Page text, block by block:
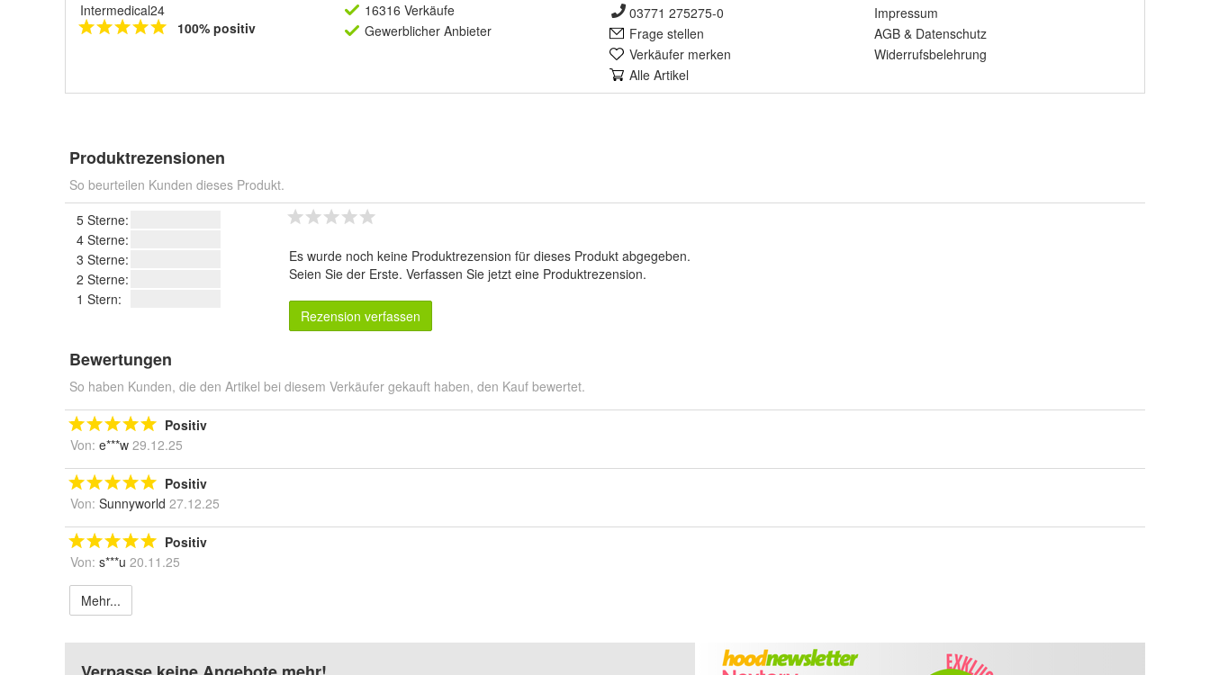
Intermedical24
100% positiv
16316 Verkäufe
Gewerblicher Anbieter
03771 275275-0
Frage stellen
Verkäufer merken
Alle Artikel
Impressum
AGB & Datenschutz
Widerrufsbelehrung
Produktrezensionen
So beurteilen Kunden dieses Produkt.
5 Sterne:
4 Sterne:
3 Sterne:
2 Sterne:
1 Stern:
Es wurde noch keine Produktrezension für dieses Produkt abgegeben.
Seien Sie der Erste. Verfassen Sie jetzt eine Produktrezension.
Rezension verfassen
Bewertungen
So haben Kunden, die den Artikel bei diesem Verkäufer gekauft haben, den Kauf bewertet.
Positiv
Von: e***w 29.12.25
Positiv
Von: Sunnyworld 27.12.25
Positiv
Von: s***u 20.11.25
Mehr...